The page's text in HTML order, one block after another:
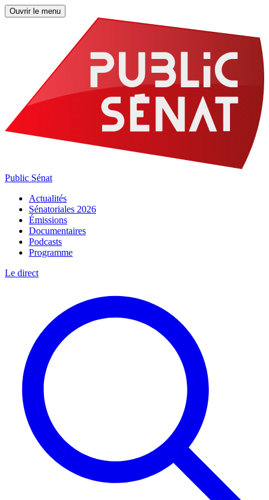
Ouvrir le menu
Public Sénat
Actualités
Sénatoriales 2026
Émissions
Documentaires
Podcasts
Programme
Le direct